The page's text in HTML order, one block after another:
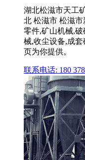
湖北松滋市天工
北 松滋市 松滋
零件,矿山机械,
械,收尘设备,成
页为你提供。
联系电话: 180